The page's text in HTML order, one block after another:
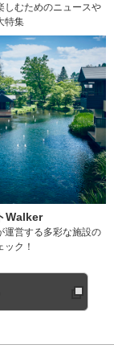
しむためのニュースや
特集
Walker
運営する多彩な施設の
ク！